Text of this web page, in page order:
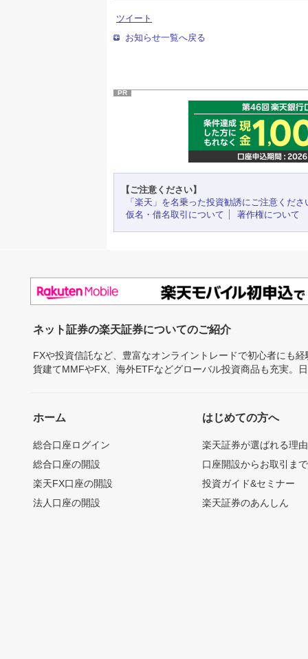
ツイート
お知らせ一覧へ戻る
PR
【ご注意ください】
「楽天」を名乗った投資勧誘にご注意くださ
仮名・借名取引について
著作権について
ネット証券の楽天証券についてのご紹介
FXや投資信託など、豊富なオンライントレードで初心者にも
貨建てMMFやFX、海外ETFなどグローバル投資商品も充実。
ホーム
総合口座ログイン
総合口座の開設
楽天FX口座の開設
法人口座の開設
はじめての方へ
楽天証券が選ばれる理由
口座開設からお取引ま
投資ガイド&セミナー
楽天証券のあんしん